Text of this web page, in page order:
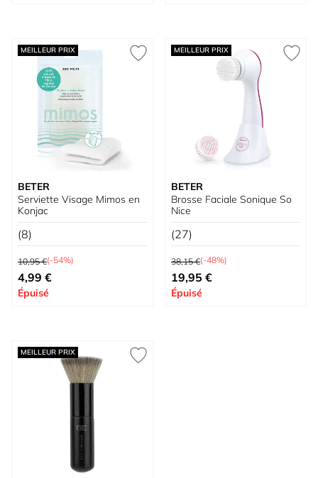
MEILLEUR PRIX
BETER
Serviette Visage Mimos en
Konjac
(8)
Prix normal
10,95 €(-54%)
Prix spécial
4,99 €
Épuisé
MEILLEUR PRIX
BETER
Brosse Faciale Sonique So
Nice
(27)
Prix normal
38,15 €(-48%)
Prix spécial
19,95 €
Épuisé
MEILLEUR PRIX